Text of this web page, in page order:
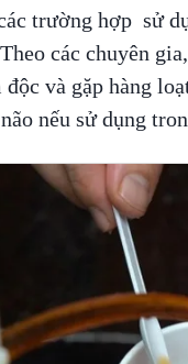
trường hợp sử
các chuyên
và gặp hàng
nếu sử dụng